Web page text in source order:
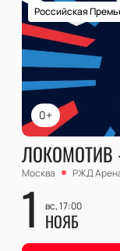
0+
Российская
ЛОКОМОТИВ
Москва РЖД
1 вс, 17:00
НОЯБ